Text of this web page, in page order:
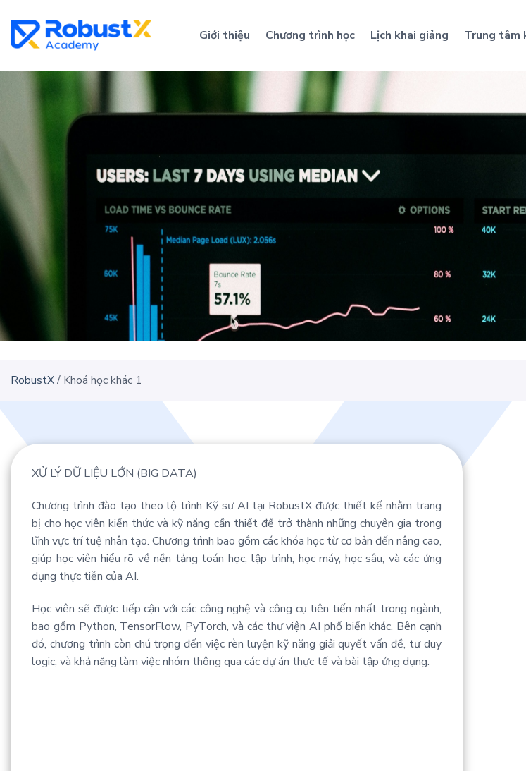
content
Giới thiệu Chương trình học Lịch khai giảng Trung tâm
RobustX/ Khoá học khác 1
XỬ LÝ DỮ LIỆU LỚN (BIG DATA)
Chương trình đào tạo theo lộ trình Kỹ sư AI tại RobustX được thiết kế nhằm trang
bị cho học viên kiến thức và kỹ năng cần thiết để trở thành những chuyên gia trong
lĩnh vực trí tuệ nhân tạo. Chương trình bao gồm các khóa học từ cơ bản đến nâng cao,
giúp học viên hiểu rõ về nền tảng toán học, lập trình, học máy, học sâu, và các ứng
dụng thực tiễn của AI.
Học viên sẽ được tiếp cận với các công nghệ và công cụ tiên tiến nhất trong ngành,
bao gồm Python, TensorFlow, PyTorch, và các thư viện AI phổ biến khác. Bên cạnh
đó, chương trình còn chú trọng đến việc rèn luyện kỹ năng giải quyết vấn đề, tư duy
logic, và khả năng làm việc nhóm thông qua các dự án thực tế và bài tập ứng dụng.